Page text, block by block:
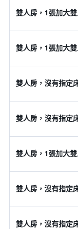
雙人房，1張加大
雙人房，1張加大
雙人房，沒有指定
雙人房，沒有指定
雙人房，1張加大
雙人房，沒有指定
雙人房，沒有指定